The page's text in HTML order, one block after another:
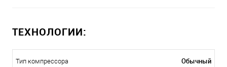
ТЕХНОЛОГИИ:
Тип компрессора Обычный